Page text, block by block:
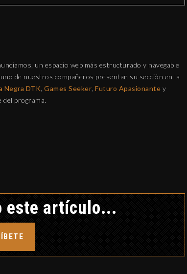
un espacio web más estructurado y navegable
de nuestros compañeros presentan su sección en la
Negra DTK Games Seeker Futuro Apasionante y
del programa.
este artículo...
EL